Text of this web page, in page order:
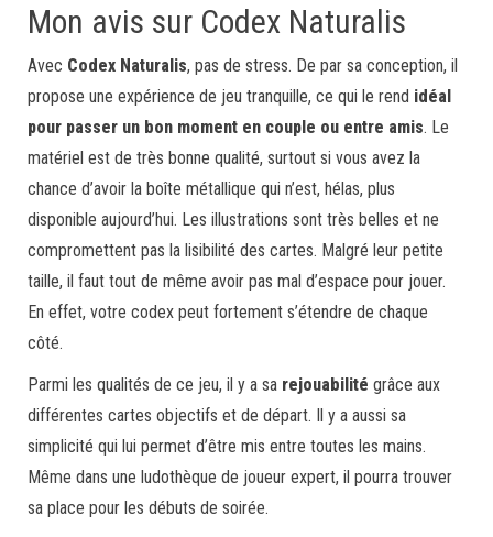
Mon avis sur Codex Naturalis
Avec Codex Naturalis, pas de stress. De par sa conception, il
propose une expérience de jeu tranquille, ce qui le rend idéal
pour passer un bon moment en couple ou entre amis. Le
matériel est de très bonne qualité, surtout si vous avez la
chance d’avoir la boîte métallique qui n’est, hélas, plus
disponible aujourd’hui. Les illustrations sont très belles et ne
compromettent pas la lisibilité des cartes. Malgré leur petite
taille, il faut tout de même avoir pas mal d’espace pour jouer.
En effet, votre codex peut fortement s’étendre de chaque
côté.
Parmi les qualités de ce jeu, il y a sa rejouabilité grâce aux
différentes cartes objectifs et de départ. Il y a aussi sa
simplicité qui lui permet d’être mis entre toutes les mains.
Même dans une ludothèque de joueur expert, il pourra trouver
sa place pour les débuts de soirée.